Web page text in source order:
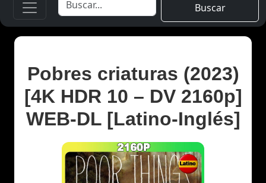
Buscar
Pobres criaturas (2023)
[4K HDR 10 – DV 2160p]
WEB-DL [Latino-Inglés]